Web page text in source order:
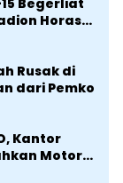
Begerliat
Horas
Rusak di
dari Pemko
Kantor
Motor